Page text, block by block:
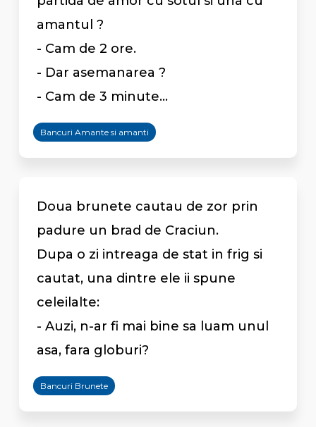
amantul ?
- Cam de 2 ore.
- Dar asemanarea ?
- Cam de 3 minute...
Bancuri Amante si amanti
Doua brunete cautau de zor prin
padure un brad de Craciun.
Dupa o zi intreaga de stat in frig si
cautat, una dintre ele ii spune
celeilalte:
- Auzi, n-ar fi mai bine sa luam unul
asa, fara globuri?
Bancuri Brunete